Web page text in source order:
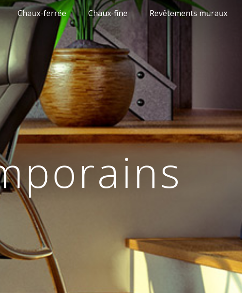
Chaux-ferrée Chaux-fine Revêtements muraux